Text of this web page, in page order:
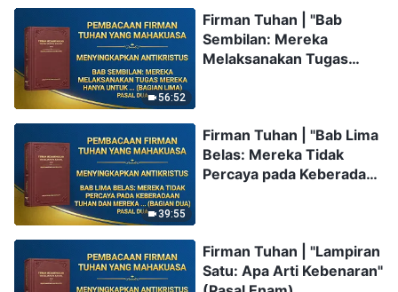
56:52
Firman Tuhan | "Bab
Sembilan: Mereka
Melaksanakan Tugas
dan Ambisi Mereka
Sendiri; Mereka Tidak
Pernah
Mengkhianati
Kepentingan Tersebut,
39:55
Firman Tuhan | "Bab Lima
Belas: Mereka Tidak
Percaya pada Keberadaan
(Pasal Dua)
Firman Tuhan | "Lampiran
Satu: Apa Arti Kebenaran"